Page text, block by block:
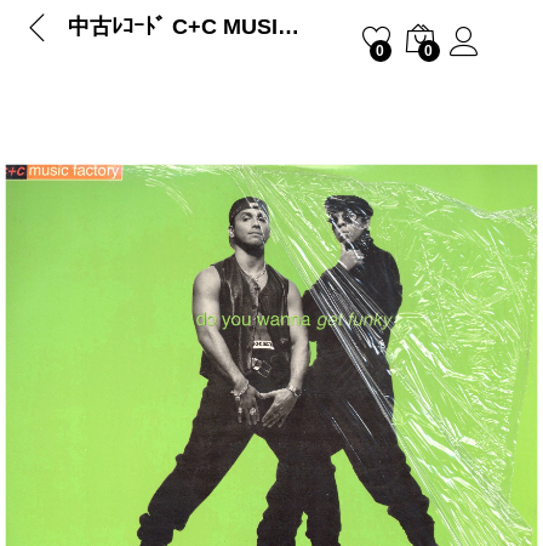
中古ﾚｺｰﾄﾞ C+C MUSIC FACTORY – DO YOU WANNA GET FUNKY
0 0